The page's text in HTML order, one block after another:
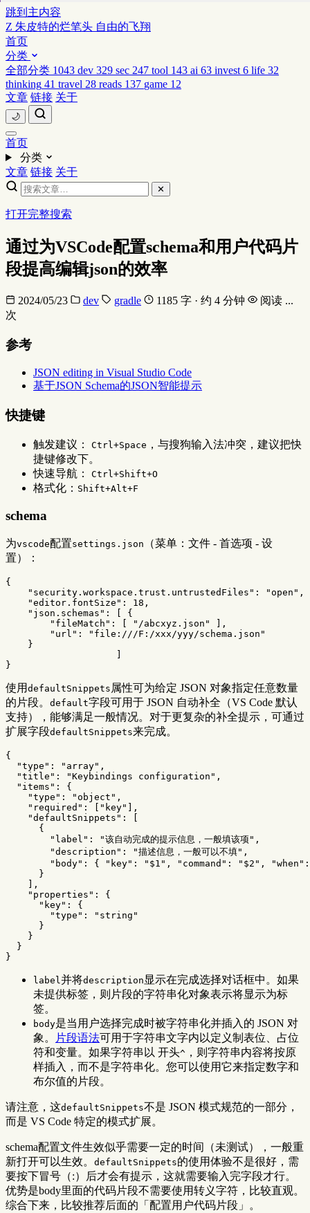
跳到主内容
Z 朱皮特的烂笔头 自由的飞翔
首页
分类
全部分类 1043 dev 329 sec 247 tool 143 ai 63 invest 6 life 32
thinking 41 travel 28 reads 137 game 12
文章 链接 关于
🌙
首页
分类
文章 链接 关于
✕
打开完整搜索
通过为VSCode配置schema和用户代码片
段提高编辑json的效率
2024/05/23 dev gradle 1185 字 · 约 4 分钟 阅读 ...
次
参考
JSON editing in Visual Studio Code
基于JSON Schema的JSON智能提示
快捷键
触发建议： Ctrl+Space ，与搜狗输入法冲突，建议把快
捷键修改下。
快速导航： Ctrl+Shift+O
格式化： Shift+Alt+F
schema
为vscode配置settings.json
（菜单：文件 - 首选项 - 设
置）：
{
"security.workspace.trust.untrustedFiles" : "open" ,
"editor.fontSize" : 18 ,
"json.schemas" :
{
"fileMatch" : "/abcxyz.json"
],
"url" :
"file:///F:/xxx/yyy/schema.json"
}
}
使用 defaultSnippets 属性可为给定 JSON 对象指定任意数量
的片段。 default字段可用于 JSON 自动补全（VS Code 默认
支持），能够满足一般情况。对于更复杂的补全提示，可通过
扩展字段defaultSnippets来完成。
{
"type" : "array" ,
"title" : "Keybindings configuration" ,
"items" :
{
"type" : "object" ,
"required" : "key"
],
"defaultSnippets" :
{
"label" : "该自动完成的提示信息，一般填该项" ,
"description" : "描述信息，一般可以不填" ,
"body" : { "key" : "$1" , "command" : "$2" , "when" :
}
],
"properties" :
{
"key" :
{
"type" :
"string"
}
}
}
}
label并将description 显示在完成选择对话框中。如果
未提供标签，则片段的字符串化对象表示将显示为标
签。
body是当用户选择完成时被字符串化并插入的 JSON 对
象。
片段语法可用于字符串文字内以定义制表位、占位
符和变量。如果字符串以 开头^ ，则字符串内容将按原
样插入，而不是字符串化。您可以使用它来指定数字和
布尔值的片段。
请注意，这defaultSnippets不是 JSON 模式规范的一部分，
而是 VS Code 特定的模式扩展。
schema配置文件生效似乎需要一定的时间（未测试），一般重
新打开可以生效。 defaultSnippets的使用体验不是很好，需
要按下冒号（:）后才会有提示，这就需要输入完字段才行。
优势是body里面的代码片段不需要使用转义字符，比较直观。
综合下来，比较推荐后面的「配置用户代码片段」。